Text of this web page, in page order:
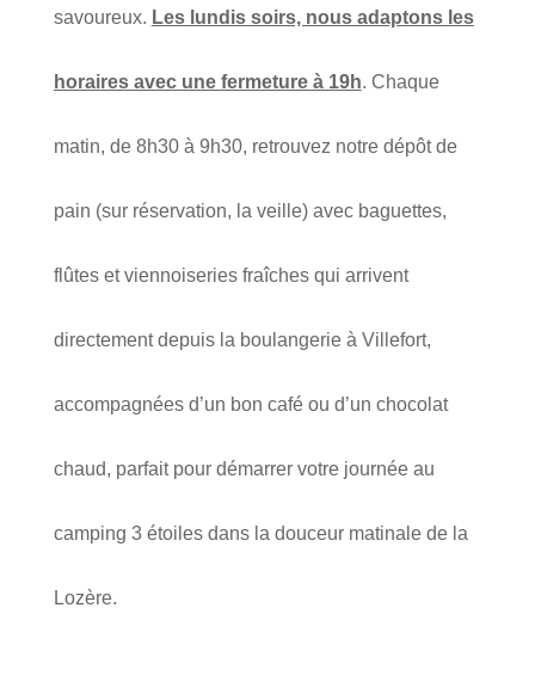
savoureux. Les lundis soirs, nous adaptons les
horaires avec une fermeture à 19h. Chaque
matin, de 8h30 à 9h30, retrouvez notre dépôt de
pain (sur réservation, la veille) avec baguettes,
flûtes et viennoiseries fraîches qui arrivent
directement depuis la boulangerie à Villefort,
accompagnées d’un bon café ou d’un chocolat
chaud, parfait pour démarrer votre journée au
camping 3 étoiles dans la douceur matinale de la
Lozère.